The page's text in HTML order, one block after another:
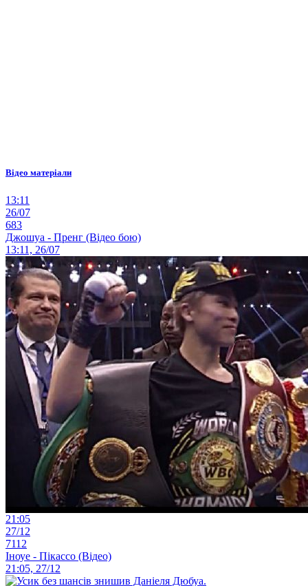
Відео матеріали
13:11
26/07
683
Джошуа - Пренг (Відео бою)
13:11, 26/07
21:05
27/12
7112
Іноуе - Пікассо (Відео)
21:05, 27/12